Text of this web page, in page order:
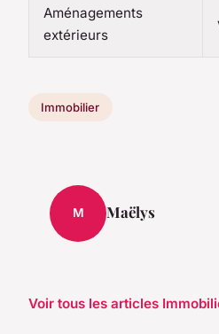
Aménagements
extérieurs
Immobilier
M Maëlys
Voir tous les articles